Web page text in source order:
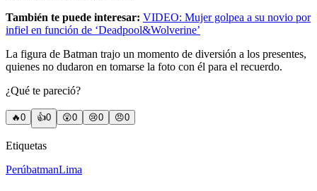
También te puede interesar: VIDEO: Mujer golpea a su novio por
infiel en función de ‘Deadpool&Wolverine’
La figura de Batman trajo un momento de diversión a los presentes,
quienes no dudaron en tomarse la foto con él para el recuerdo.
¿Qué te pareció?
🔥0 👍0 😲0 😢0 😠0
Etiquetas
PerúbatmanLima